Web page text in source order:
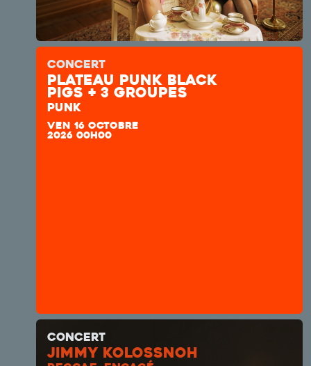
CONCERT
plateau punk Black
Pigs + 3 groupes
PUNK
VEN 16 OCTOBRE
2026 00H00
CONCERT
JIMMY KOLOSSNOH